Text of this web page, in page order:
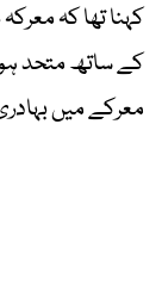
کہنا تھا کہ
کے ساتھ متحد ہو
معرکے میں